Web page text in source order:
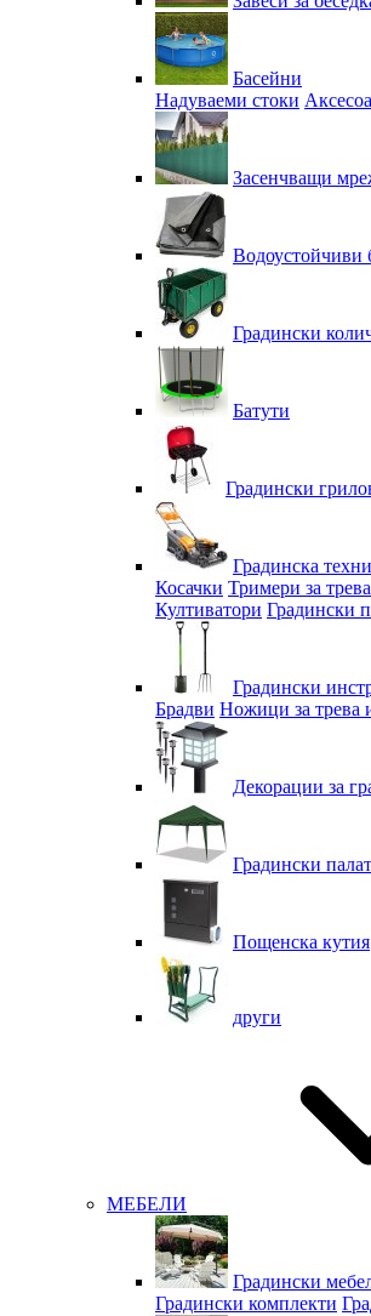
Басейни
Надуваеми стоки
Засенчващи
Водоустойчиви
Градински
Батути
Градински
Градинска
Косачки Тримери за трева
Култиватори Градински
Градински
Брадви Ножици за трева
Декорации за
Градински
Пощенска кутия
други
МЕБЕЛИ
Градински
Градински комплекти